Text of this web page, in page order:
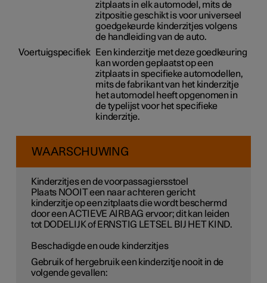
zitplaats in elk automodel, mits de
zitpositie geschikt is voor universeel
goedgekeurde kinderzitjes volgens
de handleiding van de auto.
Voertuigspecifiek
Een kinderzitje met deze goedkeuring
kan worden geplaatst op een
zitplaats in specifieke automodellen,
mits de fabrikant van het kinderzitje
het automodel heeft opgenomen in
de typelijst voor het specifieke
kinderzitje.
WAARSCHUWING
Kinderzitjes en de voorpassagiersstoel
Plaats NOOIT een naar achteren gericht
kinderzitje op een zitplaats die wordt beschermd
door een ACTIEVE AIRBAG ervoor; dit kan leiden
tot DODELIJK of ERNSTIG LETSEL BIJ HET KIND.
Beschadigde en oude kinderzitjes
Gebruik of hergebruik een kinderzitje nooit in de
volgende gevallen: